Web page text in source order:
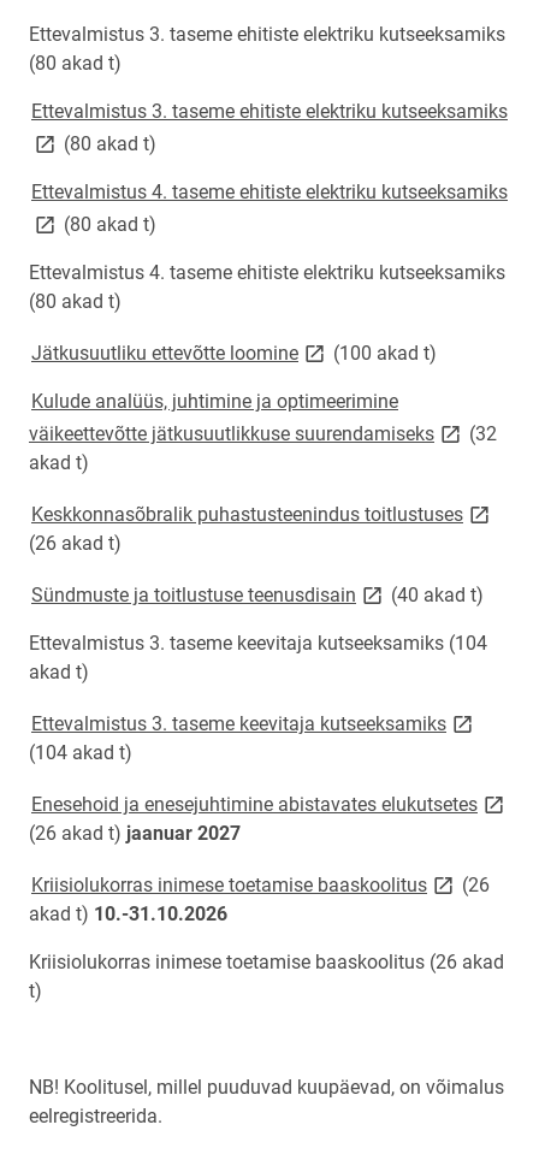
Ettevalmistus 3. taseme ehitiste elektriku kutseeksamiks
(80 akad t)
Ettevalmistus 3. taseme ehitiste elektriku kutseeksamiks
(80 akad t)
Ettevalmistus 4. taseme ehitiste elektriku kutseeksamiks
(80 akad t)
Ettevalmistus 4. taseme ehitiste elektriku kutseeksamiks
(80 akad t)
Jätkusuutliku ettevõtte loominelink opens on new page
(100 akad t)
Kulude analüüs, juhtimine ja optimeerimine
väikeettevõtte jätkusuutlikkuse suurendamisekslink opens
(32
akad t)
Keskkonnasõbralik puhastusteenindus toitlustuseslink
(26 akad t)
Sündmuste ja toitlustuse teenusdisain link opens on new
(40 akad t)
Ettevalmistus 3. taseme keevitaja kutseeksamiks (104
akad t)
Ettevalmistus 3. taseme keevitaja kutseeksamikslink opens
(104 akad t)
Enesehoid ja enesejuhtimine abistavates elukutseteslink
(26 akad t) jaanuar 2027
Kriisiolukorras inimese toetamise baaskoolituslink opens
(26
akad t) 10.-31.10.2026
Kriisiolukorras inimese toetamise baaskoolitus (26 akad
t)
NB! Koolitusel, millel puuduvad kuupäevad, on võimalus
eelregistreerida.